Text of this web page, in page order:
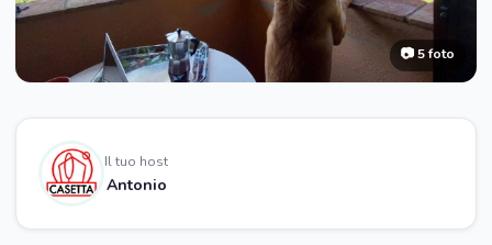
📷 5 foto
Il tuo host
Antonio